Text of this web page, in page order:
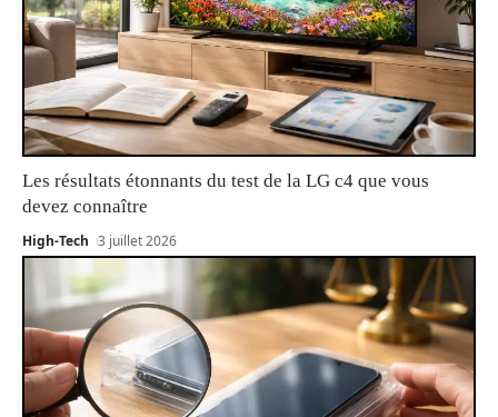
Les résultats étonnants du test de la LG c4 que vous
devez connaître
High-Tech 3 juillet 2026